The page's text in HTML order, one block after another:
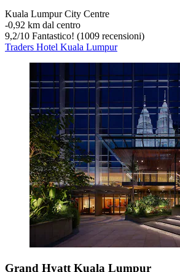
Kuala Lumpur City Centre
‐0,92 km dal centro
9,2/10 Fantastico! (1009 recensioni)
Traders Hotel Kuala Lumpur
Grand Hyatt Kuala Lumpur